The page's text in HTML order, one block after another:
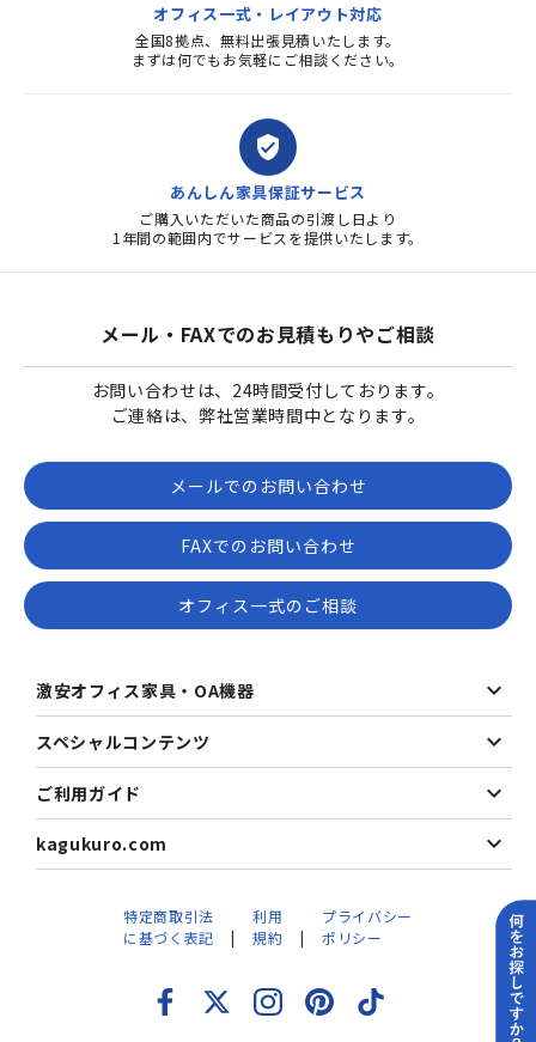
オフィス一式・レイアウト対応
全国8拠点、無料出張見積いたします。
まずは何でもお気軽にご相談ください。
verified_user
あんしん家具保証サービス
ご購入いただいた商品の引渡し日より
1年間の範囲内でサービスを提供いたします。
メール・FAXでのお見積もりやご相談
お問い合わせは、24時間受付しております。
ご連絡は、弊社営業時間中となります。
メールでのお問い合わせ
FAXでのお問い合わせ
オフィス一式のご相談
激安オフィス家具・OA機器
スペシャルコンテンツ
ご利用ガイド
kagukuro.com
特定商取引法
に基づく表記
利用
規約
プライバシー
ポリシー